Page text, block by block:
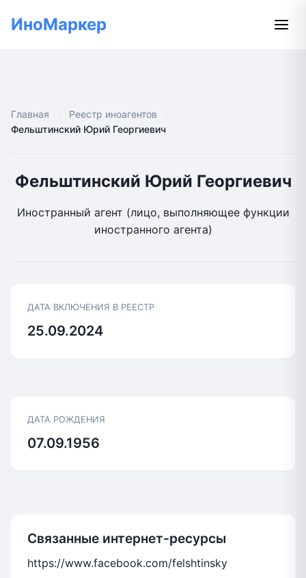
ИноМаркер
Главная
Реестр иноагентов
Фельштинский Юрий Георгиевич
Фельштинский Юрий Георгиевич
Иностранный агент (лицо, выполняющее функции
иностранного агента)
ДАТА ВКЛЮЧЕНИЯ В РЕЕСТР
25.09.2024
ДАТА РОЖДЕНИЯ
07.09.1956
Связанные интернет-ресурсы
https://www.facebook.com/felshtinsky